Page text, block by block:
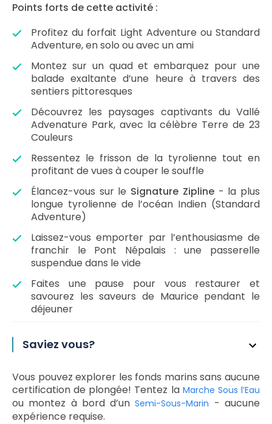
Points forts de cette activité :
Profitez du forfait Light Adventure ou Standard
Adventure, en solo ou avec un ami
Montez sur un quad et embarquez pour une
balade exaltante d’une heure à travers des
sentiers pittoresques
Découvrez les paysages captivants du Vallé
Advenature Park, avec la célèbre Terre de 23
Couleurs
Ressentez le frisson de la tyrolienne tout en
profitant de vues à couper le souffle
Élancez-vous sur le Signature Zipline- la plus
longue tyrolienne de l’océan Indien (Standard
Adventure)
Laissez-vous emporter par l’enthousiasme de
franchir le Pont Népalais : une passerelle
suspendue dans le vide
Faites une pause pour vous restaurer et
savourez les saveurs de Maurice pendant le
déjeuner
Saviez vous?
Vous pouvez explorer les fonds marins sans aucune
certification de plongée! Tentez la Marche Sous l’Eau
ou montez à bord d’unSemi-Sous-Marin - aucune
expérience requise.